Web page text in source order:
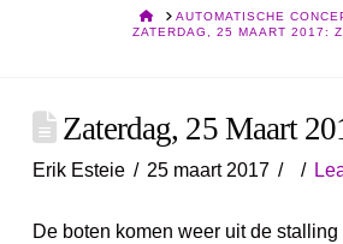
HOMEAUTOMATISCHE
ZATERDAG, 25 MAART 2017:
Zaterdag, 25 Maart
Erik Esteie 25 maart 2017
De boten komen weer uit de stalling